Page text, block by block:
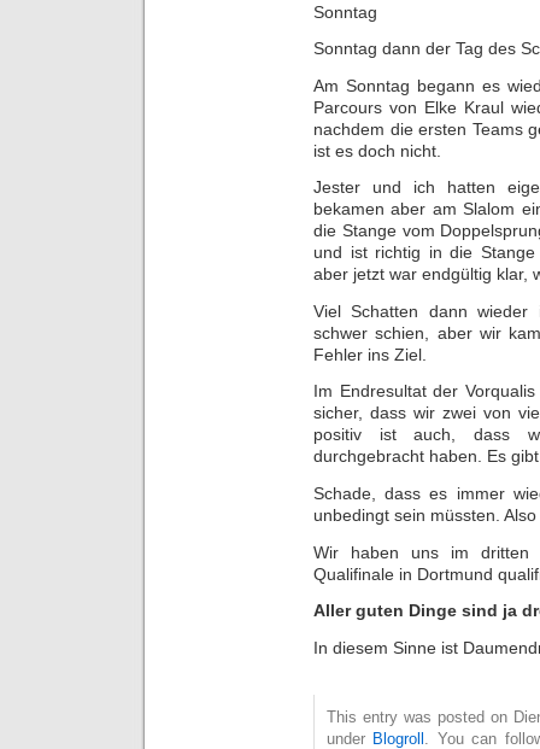
Sonntag
Sonntag dann der Tag des
Am Sonntag begann es
Parcours von Elke Kraul
nachdem die ersten Teams
ist es doch nicht.
Jester und ich hatten
bekamen aber am Slalom
die Stange vom
und ist richtig in die
aber jetzt war endgültig klar,
Viel Schatten dann
schwer schien, aber wir
Fehler ins Ziel.
Im Endresultat der
sicher, dass wir zwei von
positiv ist auch, dass
durchgebracht haben. Es
Schade, dass es immer
unbedingt sein müssten.
Wir haben uns im
Qualifinale in Dortmund
Aller guten Dinge sind ja
In diesem Sinne ist
This entry was posted on
under Blogroll
. You can